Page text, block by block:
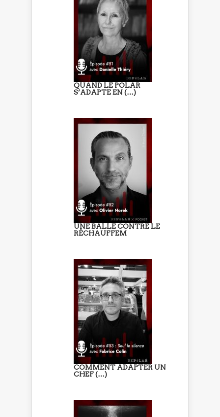
QUAND LE POLAR
S’ADAPTE EN (…)
UNE BALLE CONTRE LE
RÉCHAUFFEM
COMMENT ADAPTER UN
CHEF (…)